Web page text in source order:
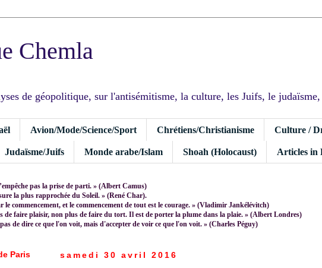
Chemla
de géopolitique, sur l'antisémitisme, la culture, les Juifs, le
Avion/Mode/Science/Sport Chrétiens/Christianisme Culture /
Judaïsme/Juifs Monde arabe/Islam Shoah (Holocaust) Articles in
pas la prise de parti. » (Albert Camus)
la plus rapprochée du Soleil. » (René Char).
le commencement, et le commencement de tout est le courage. » (Vladimir Jankélévitch)
de faire plaisir, non plus de faire du tort. Il est de porter la plume dans la plaie. » (Albert Londres)
de dire ce que l'on voit, mais d'accepter de voir ce que l'on voit. » (Charles Péguy)
samedi 30 avril 2016
Paris